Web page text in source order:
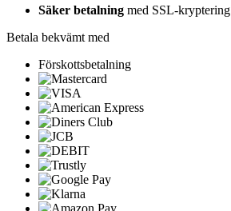
Säker betalning med SSL-kryptering
Betala bekvämt med
Förskottsbetalning